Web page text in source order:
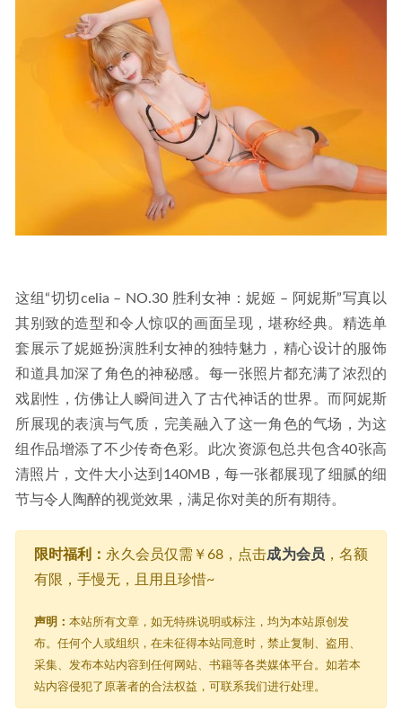
这组“切切celia – NO.30 胜利女神：妮姬 – 阿妮斯”写真以
其别致的造型和令人惊叹的画面呈现，堪称经典。精选单
套展示了妮姬扮演胜利女神的独特魅力，精心设计的服饰
和道具加深了角色的神秘感。每一张照片都充满了浓烈的
戏剧性，仿佛让人瞬间进入了古代神话的世界。而阿妮斯
所展现的表演与气质，完美融入了这一角色的气场，为这
组作品增添了不少传奇色彩。此次资源包总共包含40张高
清照片，文件大小达到140MB，每一张都展现了细腻的细
节与令人陶醉的视觉效果，满足你对美的所有期待。
限时福利： 永久会员仅需￥68，点击成为会员 ，名额
有限，手慢无，且用且珍惜~
声明： 本站所有文章，如无特殊说明或标注，均为本站原创发
布。任何个人或组织，在未征得本站同意时，禁止复制、盗用、
采集、发布本站内容到任何网站、书籍等各类媒体平台。如若本
站内容侵犯了原著者的合法权益，可联系我们进行处理。